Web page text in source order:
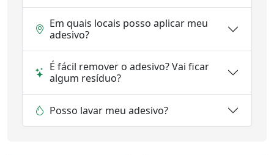
Em quais locais posso aplicar meu
adesivo?
É fácil remover o adesivo? Vai ficar
algum resíduo?
Posso lavar meu adesivo?